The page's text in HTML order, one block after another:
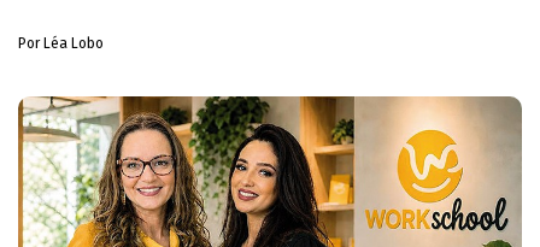
Por Léa Lobo